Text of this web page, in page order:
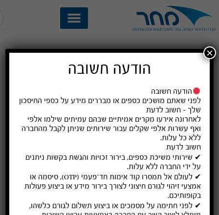
ניהול השקעות איכותי על ידי
מנהלי השקעות
מהמובילים בשוק ההון תוך
ניהול סיכונים מתמיד
הודעה חשובה
הודעה חשובה
לפני שאתם מושכים כספים או מבררים מידע על כספי החיסכון
שלך – חשוב לדעת
לאחרונה אירעו מקרים אמיתיים שבהם עמיתים שילמו אלפי
ואף עשרות אלפי שקלים עבור שירותים שניתן לקבל מהחברה
ללא כל עלות.
חשוב לדעת
✔ שירותי משיכת כספים, בירור זכויות והגשת בקשות ניתנים
על ידי החברה ללא עלות.
✔ לעולם אל תמסרו קוד אימות חד־פעמי (OTP), סיסמה או
אמצעי זיהוי לגורם חיצוני לצורך בירור מידע או ביצוע פעולות
בקופותיכם.
✔ לפני חתימה על מסמכים או ביצוע תשלום לגורם כלשהו,
×